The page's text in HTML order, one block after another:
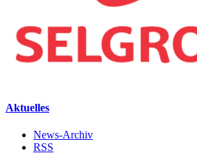
Aktuelles
News-Archiv
RSS